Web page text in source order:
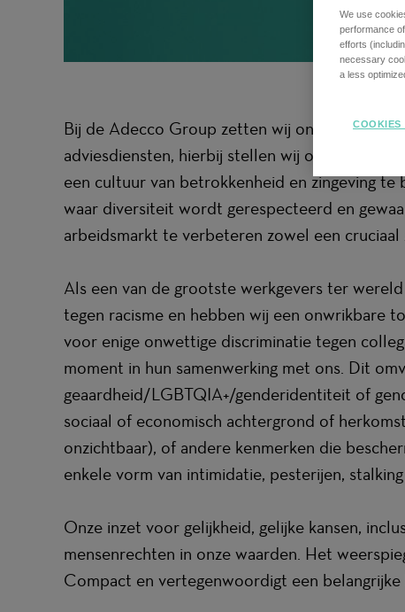
Bij de Adecco Group zetten wij ons in om de
adviesdiensten, hierbij stellen wij ons een
een cultuur van betrokkenheid en zingeving te
waar diversiteit wordt gerespecteerd en
arbeidsmarkt te verbeteren zowel een
Als een van de grootste werkgevers ter
tegen racisme en hebben wij een onwrikbare
voor enige onwettige discriminatie tegen
moment in hun samenwerking met ons. Dit
geaardheid/LGBTQIA+/genderidentiteit of
sociaal of economisch achtergrond of
onzichtbaar), of andere kenmerken die
enkele vorm van intimidatie, pesterijen,
Onze inzet voor gelijkheid, gelijke kansen,
mensenrechten in onze waarden. Het
Compact en vertegenwoordigt een
We use
performance
efforts
necessary
a less
COOKIES